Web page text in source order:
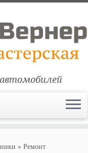
» Ремонт